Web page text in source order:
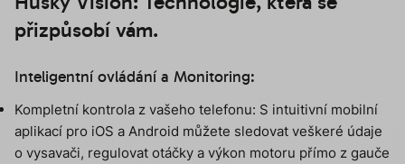
přizpůsobí vám.
Inteligentní ovládání a Monitoring:
Kompletní kontrola z vašeho telefonu: S intuitivní mobilní
aplikací pro iOS a Android můžete sledovat veškeré údaje
o vysavači, regulovat otáčky a výkon motoru přímo z gauče